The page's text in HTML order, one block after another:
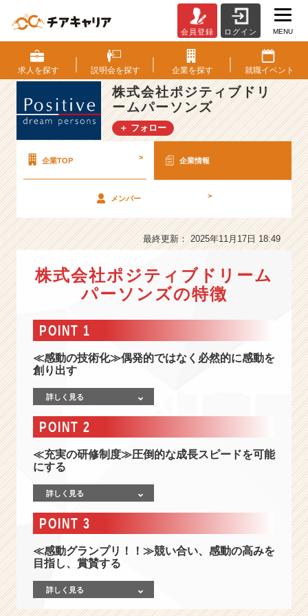
式
会
社
ポ
ジ
テ
ィ
リ
ー
ン
ズ
の
情
報
あ
れ
る
日
を
創
ゆ
会員登録 ログイン MENU
求人を探す 説明会を探す 企業を探す 就職イベント
株式会社ポジティブドリ
ームパーソンズ
＋ フォロー
企業TOP > 企業情報
メンバー >
最終更新： 2025年11月17日 18:49
株式会社ポジティブドリーム
パーソンズの特徴
POINT 1
≪感動の技術化≫偶発的ではなく必然的に感動を
創り出す
詳しく見る
POINT 2
≪充実の研修制度≫圧倒的な成長スピードを可能
にする
詳しく見る
POINT 3
≪感動グランプリ！！≫競い合い、感動の高みを
目指し、賞賛する
詳しく見る